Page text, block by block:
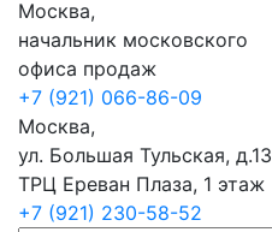
Москва,
начальник московского
офиса продаж
+7 (921) 066-86-09
Москва,
ул. Большая Тульская, д.13
ТРЦ Ереван Плаза, 1 этаж
+7 (921) 230-58-52